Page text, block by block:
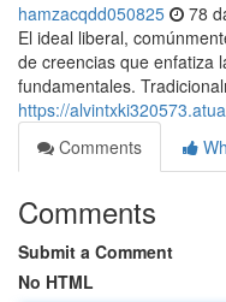
hamzacqdd050825 78
El ideal liberal,
de creencias que enfatiza
fundamentales.
https://
Comments
Comments
Submit a Comment
No HTML